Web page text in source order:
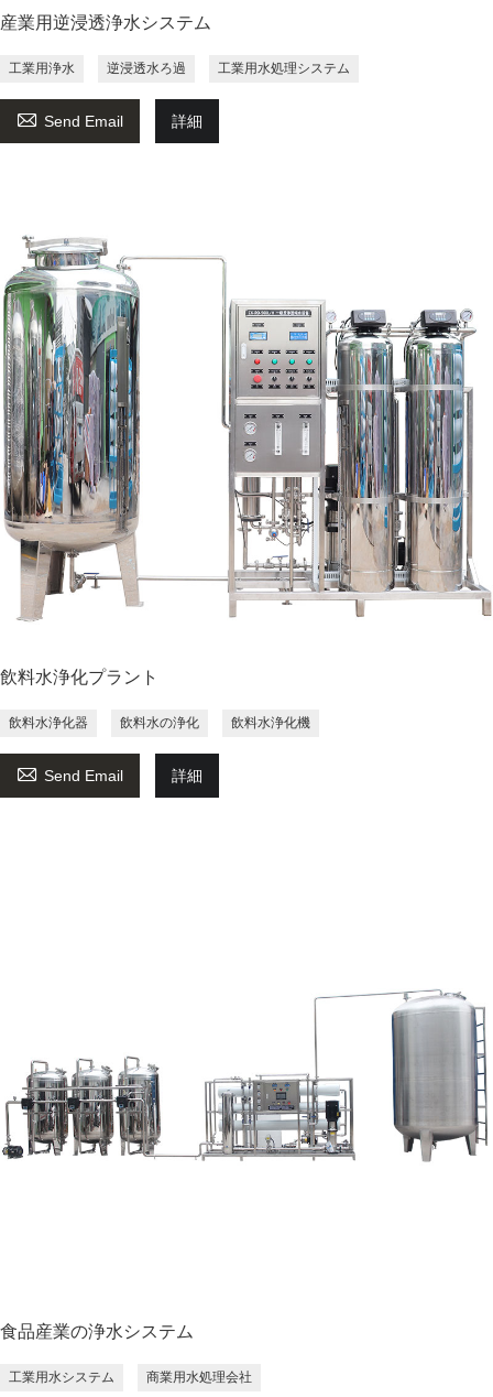
産業用逆浸透浄水システム
工業用浄水 逆浸透水ろ過 工業用水処理システム
 Send Email 詳細
飲料水浄化プラント
飲料水浄化器 飲料水の浄化 飲料水浄化機
 Send Email 詳細
食品産業の浄水システム
工業用水システム 商業用水処理会社